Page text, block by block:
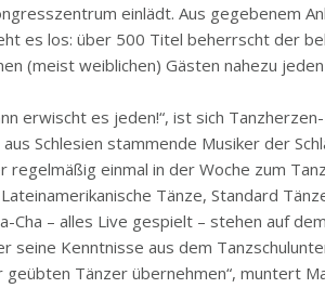
einlädt. Aus gegebenem
es los: über 500 Titel beherrscht der
(meist weiblichen) Gästen nahezu jeden
erwischt es jeden!“, ist sich
Schlesien stammende Musiker der
einmal in der Woche zum
Tänze, Standard
Cha – alles Live gespielt – stehen auf
seine Kenntnisse aus dem
geübten Tänzer übernehmen“, muntert